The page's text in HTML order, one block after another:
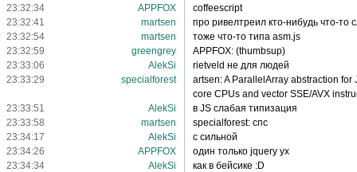
23:32:34
APPFOX
coffeescript
23:32:41
martsen
про ривелтреил кто-нибудь что-то
23:32:54
martsen
тоже что-то типа asm.js
23:32:59
greengrey
APPFOX: (thumbsup)
23:33:06
AlekSi
rietveld не для людей
23:33:29
specialforest
artsen: A ParallelArray abstraction
core CPUs and vector SSE/AVX
23:33:51
AlekSi
в JS слабая типизация
23:33:58
martsen
specialforest: спс
23:34:17
AlekSi
с сильной
23:34:26
APPFOX
один только jquery ух
23:34:34
AlekSi
как в бейсике :D